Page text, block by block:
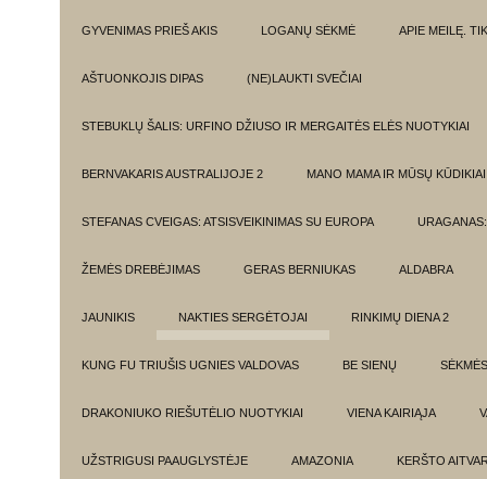
GYVENIMAS PRIEŠ AKIS LOGANŲ SĖKMĖ APIE MEILĘ.
AŠTUONKOJIS DIPAS (NE)LAUKTI SVEČIAI
STEBUKLŲ ŠALIS: URFINO DŽIUSO IR MERGAITĖS ELĖS NUOTYKIAI
BERNVAKARIS AUSTRALIJOJE 2 MANO MAMA IR MŪSŲ KŪDIKIAI
STEFANAS CVEIGAS: ATSISVEIKINIMAS SU EUROPA
ŽEMĖS DREBĖJIMAS GERAS BERNIUKAS ALDABRA
JAUNIKIS NAKTIES SERGĖTOJAI RINKIMŲ DIENA 2
KUNG FU TRIUŠIS UGNIES VALDOVAS BE SIENŲ
DRAKONIUKO RIEŠUTĖLIO NUOTYKIAI VIENA KAIRIĄJA
UŽSTRIGUSI PAAUGLYSTĖJE AMAZONIA KERŠTO